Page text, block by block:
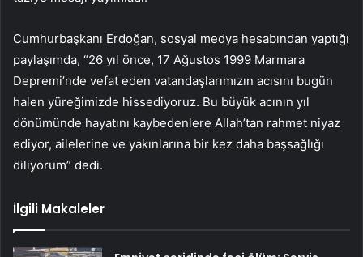
Cumhurbaşkanı Erdoğan, sosyal medya hesabından yaptığı
paylaşımda, “26 yıl önce, 17 Ağustos 1999 Marmara
Depremi’nde vefat eden vatandaşlarımızın acısını bugün
halen yüreğimizde hissediyoruz. Bu büyük acının yıl
dönümünde hayatını kaybedenlere Allah’tan rahmet niyaz
ediyor, ailelerine ve yakınlarına bir kez daha başsağlığı
diliyorum” dedi.
İlgili Makaleler